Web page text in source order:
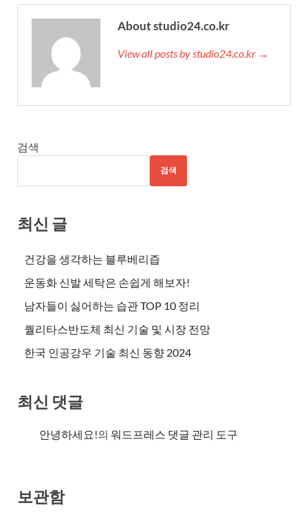
About studio24.co.kr
View all posts by studio24.co.kr →
검색
검색
최신 글
건강을 생각하는 블루베리즙
운동화 신발 세탁은 손쉽게 해보자!
남자들이 싫어하는 습관 TOP 10 정리
퀄리타스반도체 최신 기술 및 시장 전망
한국 인공강우 기술 최신 동향 2024
최신 댓글
안녕하세요!의 워드프레스 댓글 관리 도구
보관함